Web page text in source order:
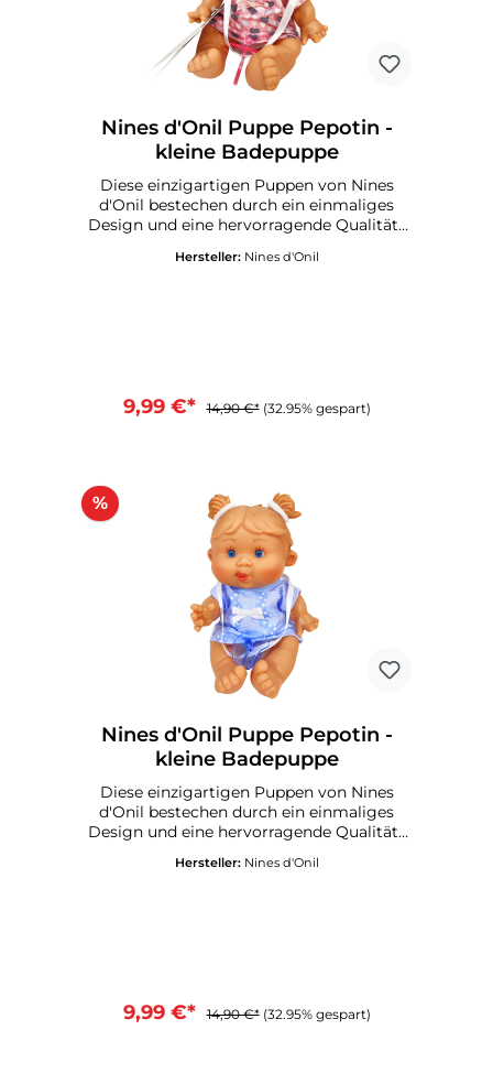
Nines d'Onil Puppe Pepotin -
kleine Badepuppe
Diese einzigartigen Puppen von Nines
d'Onil bestechen durch ein einmaliges
Design und eine hervorragende Qualität .
und und mit einem Qualitätssiegel
Hersteller: Nines d'Onil
9,99 €* 14,90 €* (32.95% gespart)
%
Nines d'Onil Puppe Pepotin -
kleine Badepuppe
Diese einzigartigen Puppen von Nines
d'Onil bestechen durch ein einmaliges
Design und eine hervorragende Qualität .
und und mit einem Qualitätssiegel
Hersteller: Nines d'Onil
9,99 €* 14,90 €* (32.95% gespart)